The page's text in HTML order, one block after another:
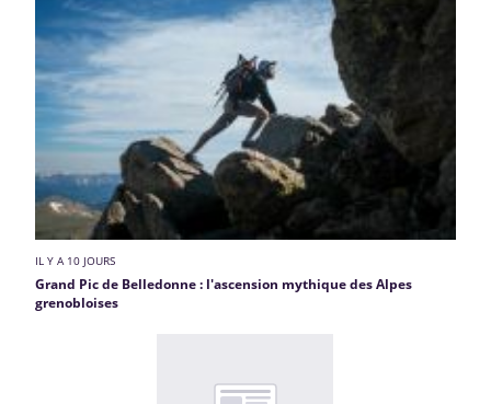
IL Y A 10 JOURS
Grand Pic de Belledonne : l'ascension mythique des Alpes
grenobloises